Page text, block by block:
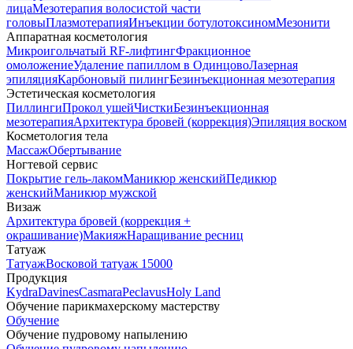
лицаМезотерапия волосистой части
головыПлазмотерапияИнъекции ботулотоксиномМезонити
Аппаратная косметология
Микроигольчатый RF-лифтингФракционное
омоложениеУдаление папиллом в ОдинцовоЛазерная
эпиляцияКарбоновый пилингБезинъекционная мезотерапия
Эстетическая косметология
ПиллингиПрокол ушейЧисткиБезинъeкционная
мезотерапияАрхитектура бровей (коррекция)Эпиляция воском
Косметология тела
МассажОбертывание
Ногтевой сервис
Покрытие гель-лакомМаникюр женскийПедикюр
женскийМаникюр мужской
Визаж
Архитектура бровей (коррекция +
окрашивание)МакияжНаращивание ресниц
Татуаж
ТатуажВосковой татуаж 15000
Продукция
KydraDavinesCasmaraPeclavusHoly Land
Обучение парикмахерскому мастерству
Обучение
Обучение пудровому напылению